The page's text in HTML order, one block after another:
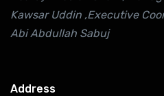
Kawsar Uddin ,Executive
Abi Abdullah Sabuj
Address